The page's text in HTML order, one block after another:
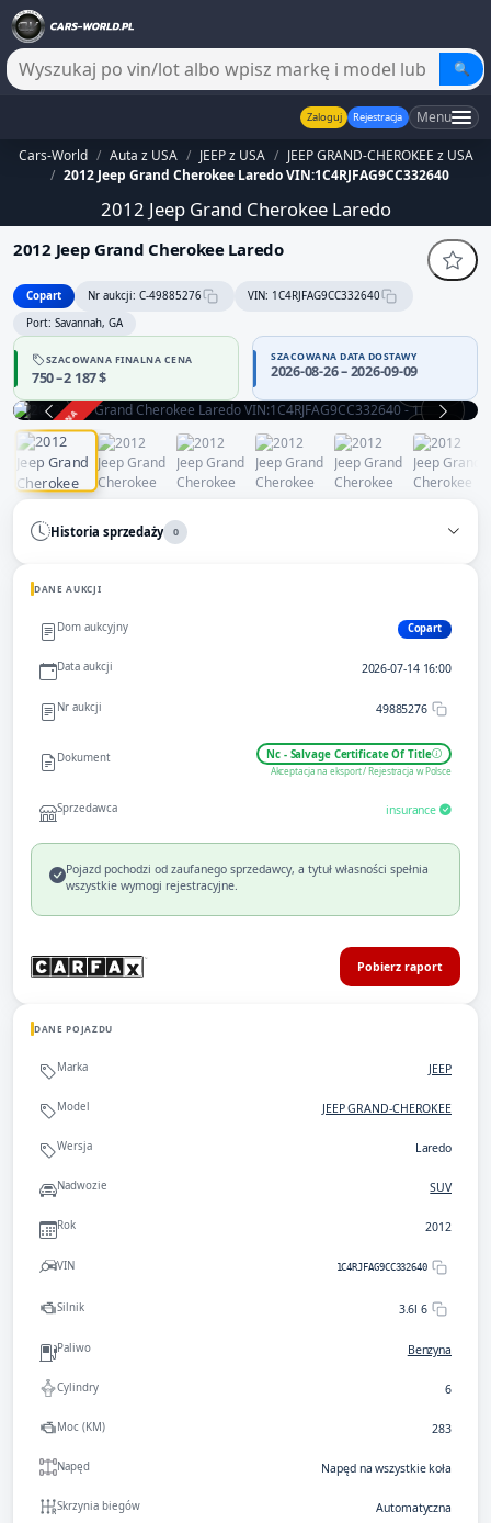
🔍
Zaloguj Rejestracja Menu
Cars-World / Auta z USA / JEEP z USA / JEEP GRAND-CHEROKEE z USA
/ 2012 Jeep Grand Cherokee Laredo VIN:1C4RJFAG9CC332640
2012 Jeep Grand Cherokee Laredo
2012 Jeep Grand Cherokee Laredo
Copart Nr aukcji: C-49885276
VIN: 1C4RJFAG9CC332640
Port: Savannah, GA
SZACOWANA FINALNA CENA
750 – 2 187 $
SZACOWANA DATA DOSTAWY
2026-08-26 – 2026-09-09
ZAKOŃCZONA
Historia sprzedaży 0
DANE AUKCJI
Dom aukcyjny Copart
Data aukcji 2026-07-14 16:00
Nr aukcji 49885276
Dokument Nc - Salvage Certificate Of Title
Akceptacja na eksport / Rejestracja w Polsce
Sprzedawca insurance
Pojazd pochodzi od zaufanego sprzedawcy, a tytuł własności spełnia
wszystkie wymogi rejestracyjne.
Pobierz raport
DANE POJAZDU
Marka JEEP
Model JEEP GRAND-CHEROKEE
Wersja Laredo
Nadwozie SUV
Rok 2012
VIN 1C4RJFAG9CC332640
Silnik 3.6l 6
Paliwo Benzyna
Cylindry 6
Moc (KM) 283
Napęd Napęd na wszystkie koła
Skrzynia biegów Automatyczna